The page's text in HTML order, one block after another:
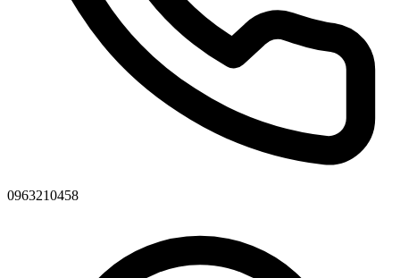
0963210458